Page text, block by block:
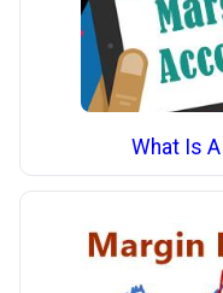
What Is